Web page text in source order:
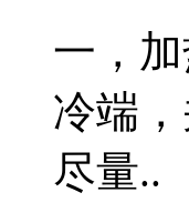
一，
冷端
尽量..